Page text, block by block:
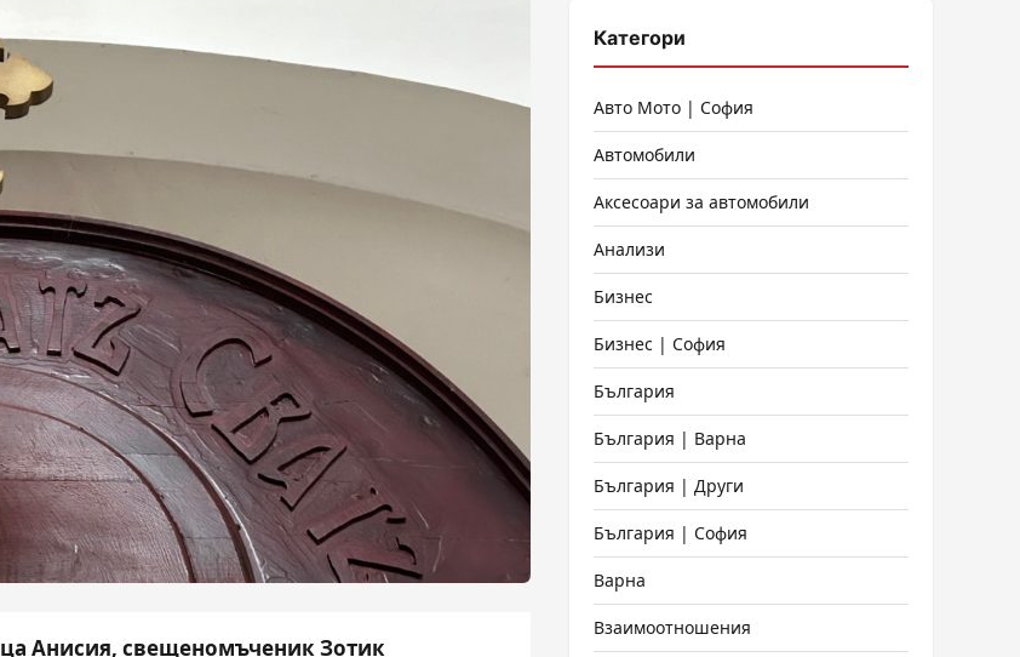
Анисия, свещеномъченик Зотик
Категори
Авто Мото | София
Автомобили
Аксесоари за автомобили
Анализи
Бизнес
Бизнес | София
България
България | Варна
България | Други
България | София
Варна
Взаимоотношения